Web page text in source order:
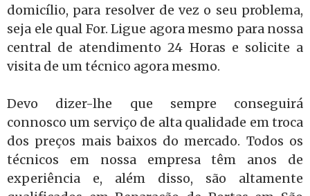
domicílio, para resolver de vez o seu problema,
seja ele qual For. Ligue agora mesmo para nossa
central de atendimento 24 Horas e solicite a
visita de um técnico agora mesmo.
Devo dizer-lhe que sempre conseguirá
connosco um serviço de alta qualidade em troca
dos preços mais baixos do mercado. Todos os
técnicos em nossa empresa têm anos de
experiência e, além disso, são altamente